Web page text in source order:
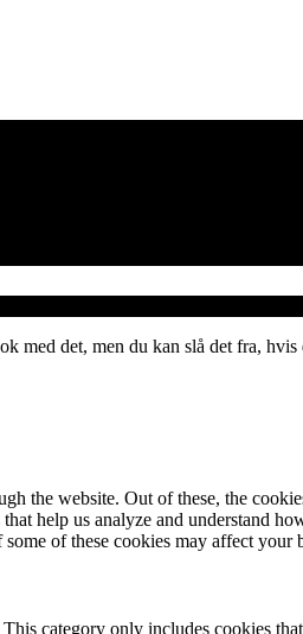
med det, men du kan slå det fra, hvis
the website. Out of these, the
help us analyze and understand
of these cookies may affect your
category only includes cookies